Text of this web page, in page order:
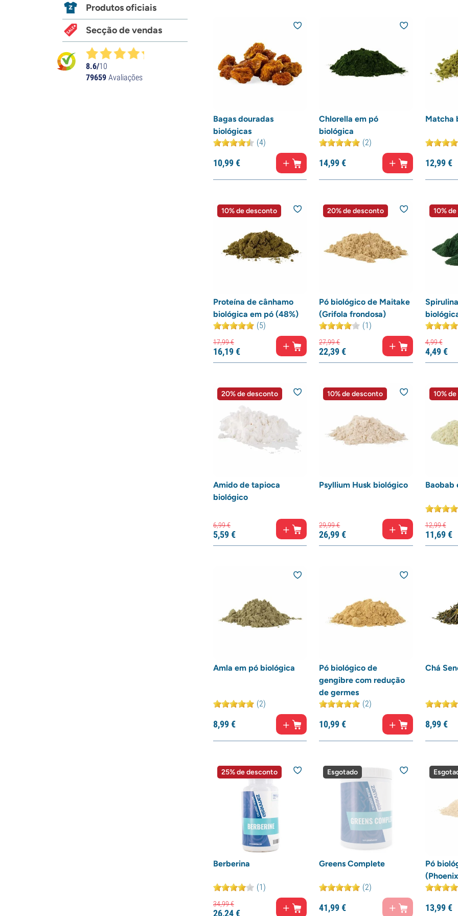
Bagas douradas
biológicas
(4)
10,99€
Chlorella em pó
biológica
(2)
14,99€
Matcha
12,99€
10% de desconto
Proteína de cânhamo
biológica em pó (48%)
(5)
17,99€
16,19€
20% de desconto
Pó biológico de Maitake
(Grifola frondosa)
(1)
27,99€
22,39€
10%
4,99€
4,49€
20% de desconto
Amido de tapioca
biológico
6,99€
5,59€
10% de desconto
Psyllium Husk biológico
29,99€
26,99€
10%
Baobab
12,99€
11,69€
Amla em pó biológica
(2)
8,99€
Pó biológico de
gengibre com redução
de germes
(2)
10,99€
Chá
8,99€
25% de desconto
Berberina
(1)
34,99€
26,24€
Esgotado
Greens Complete
(2)
41,99€
Pó
13,99€
Produtos oficiais
Secção de vendas
8.6/10
79659 Avaliações